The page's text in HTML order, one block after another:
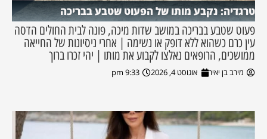
טרגדיה: נקבע מותו של הפעוט שטבע בבריכה
פעוט שטבע בבריכה במושב שדות מיכה, פונה לבית החולים הדסה
עין כרם כשהוא ללא דופק או נשימה | אחרי ניסיונות של החייאה
ממושכים, הרופאים נאלצו לקבוע את מותו | יהי זכרו ברוך
מירב בן יאיר אוגוסט 4, 2026 9:33 pm